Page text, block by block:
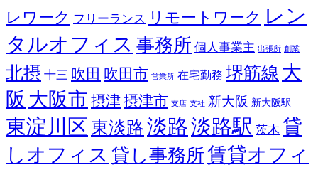
レワーク フリーランス リモートワーク レン
タルオフィス 事務所 個人事業主 出張所 創業
北摂 十三 吹田 吹田市 営業所 在宅勤務 堺筋線 大
阪 大阪市 摂津摂津市 支店 支社 新大阪 新大阪駅
東淀川区 東淡路淡路淡路駅 茨木 貸
しオフィス 貸し事務所賃貸オフィ